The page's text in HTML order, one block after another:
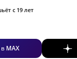
с 19 лет
MAX